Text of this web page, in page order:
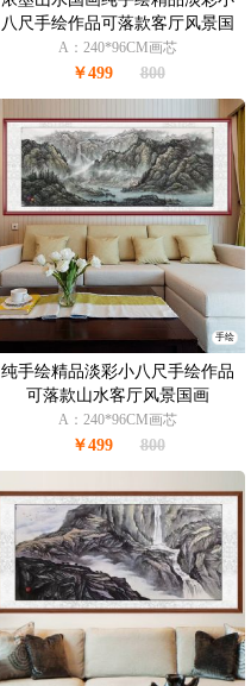
八尺手绘作品可落款客厅风景国
画
A：240*96CM画芯
￥499 800
手绘
纯手绘精品淡彩小八尺手绘作品
可落款山水客厅风景国画
A：240*96CM画芯
￥499 800